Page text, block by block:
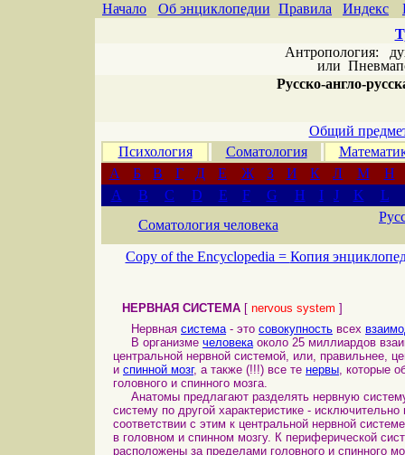
Начало Об энциклопедии Правила Индекс
Антропология:
или
Русско-англо-
Общий
Психология
Соматология
А
Б В Г Д Е Ж З И К Л М
Н
A
B C D E F G H I J K
L
Соматология человека
Copy of the Encyclopedia = Копия
НЕРВНАЯ СИСТЕМА [ nervous system ]
Нервная система- это совокупность всех
В организме человекаоколо 25 миллиардов
центральной нервной системой, или, правильнее,
и спинной мозг, а также (!!!) все те нервы, которые
головного и спинного мозга.
Анатомы предлагают разделять нервную
систему по другой характеристике -
соответствии с этим к центральной нервной
в головном и спинном мозгу. К периферической
расположены за пределами головного и спинного